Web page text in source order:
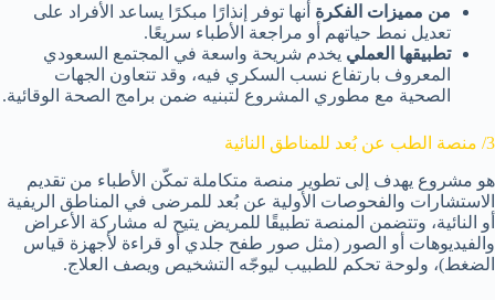
من مميزات الفكرة أنها توفر إنذارًا مبكرًا يساعد الأفراد على
تعديل نمط حياتهم أو مراجعة الأطباء سريعًا.
تطبيقها العملي يخدم شريحة واسعة في المجتمع السعودي
المعروف بارتفاع نسب السكري فيه، وقد تتعاون الجهات
الصحية مع مطوري المشروع لتبنيه ضمن برامج الصحة الوقائية.
3/ منصة الطب عن بُعد للمناطق النائية
هو مشروع يهدف إلى تطوير منصة متكاملة تمكّن الأطباء من تقديم
الاستشارات والفحوصات الأولية عن بُعد للمرضى في المناطق الريفية
أو النائية، وتتضمن المنصة تطبيقًا للمريض يتيح له مشاركة الأعراض
والفيديوهات أو الصور (مثل صور طفح جلدي أو قراءة لأجهزة قياس
الضغط)، ولوحة تحكم للطبيب ليوجّه التشخيص ويصف العلاج.